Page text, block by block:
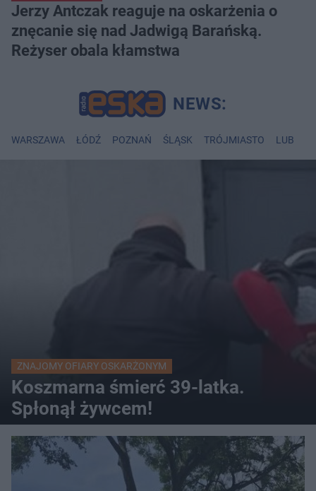
Jerzy Antczak reaguje na oskarżenia o
znęcanie się nad Jadwigą Barańską.
Reżyser obala kłamstwa
WARSZAWA ŁÓDŹ POZNAŃ ŚLĄSK TRÓJMIASTO LUBLIN
ZNAJOMY OFIARY OSKARŻONYM
Koszmarna śmierć 39-latka.
Spłonął żywcem!